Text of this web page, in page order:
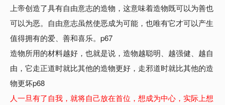
上帝创造了具有自由意志的造物，这意味着造物既可以为善也
可以为恶。自由意志虽然使恶成为可能，也唯有它才可以产生
值得拥有的爱、善和喜乐。p67
造物所用的材料越好，也就是说，造物越聪明、越强健、越自
由，它走正道时就比其他的造物更好，走邪道时就比其他的造
物更坏p68
人一旦有了自我，就将自己放在首位，想成为中心，实际上想